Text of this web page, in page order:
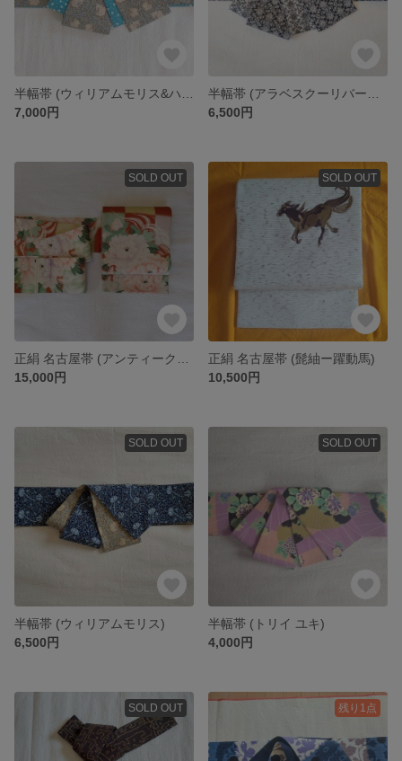
7,000円
6,500円
SOLD OUT
15,000円
SOLD OUT
正絹 名古屋帯 (髭紬ー躍動馬)
10,500円
SOLD OUT
半幅帯 (ウィリアムモリス)
6,500円
SOLD OUT
半幅帯 (トリイ ユキ)
4,000円
SOLD OUT 残り1点